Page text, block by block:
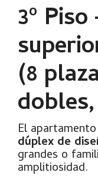
3º
(8
El
dúplex de
grandes o
amplitiosidad.